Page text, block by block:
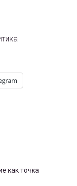
как точка